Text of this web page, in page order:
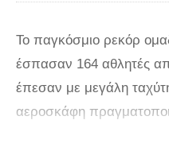
Το παγκόσμιο ρεκόρ
έσπασαν 164 αθλητές
έπεσαν με μεγάλη
αεροσκάφη